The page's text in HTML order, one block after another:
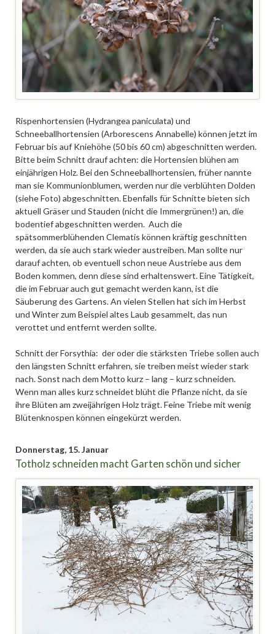
Rispenhortensien (Hydrangea paniculata) und
Schneeballhortensien (Arborescens Annabelle) können jetzt im
Februar bis auf Kniehöhe (50 bis 60 cm) abgeschnitten werden.
Bitte beim Schnitt drauf achten: die Hortensien blühen am
einjährigen Holz. Bei den Schneeballhortensien, früher nannte
man sie Kommunionblumen, werden nur die verblühten Dolden
(siehe Foto) abgeschnitten. Ebenfalls für Schnitte bieten sich
aktuell Gräser und Stauden (nicht die Immergrünen!) an, die
bodentief abgeschnitten werden. Auch die
spätsommerblühenden Clematis können kräftig geschnitten
werden, da sie auch stark wieder austreiben. Man sollte nur
darauf achten, ob eventuell schon neue Austriebe aus dem
Boden kommen, denn diese sind erhaltenswert. Eine Tätigkeit,
die im Februar auch gut gemacht werden kann, ist die
Säuberung des Gartens. An vielen Stellen hat sich im Herbst
und Winter zum Beispiel altes Laub gesammelt, das nun
verottet und entfernt werden sollte.
Schnitt der Forsythia: der oder die stärksten Triebe sollen auch
den längsten Schnitt erfahren, sie treiben meist wieder stark
nach. Sonst nach dem Motto kurz – lang – kurz schneiden.
Wenn man alles kurz schneidet blüht die Pflanze nicht, da sie
ihre Blüten am zweijährigen Holz trägt. Feine Triebe mit wenig
Blütenknospen können eingekürzt werden.
Donnerstag, 15. Januar
Totholz schneiden macht Garten schön und sicher